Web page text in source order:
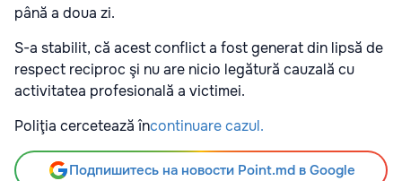
până a doua zi.
S-a stabilit, că acest conflict a fost generat din lipsă de
respect reciproc şi nu are nicio legătură cauzală cu
activitatea profesională a victimei.
Poliţia cercetează încontinuare cazul.
Подпишитесь на новости Point.md в Google